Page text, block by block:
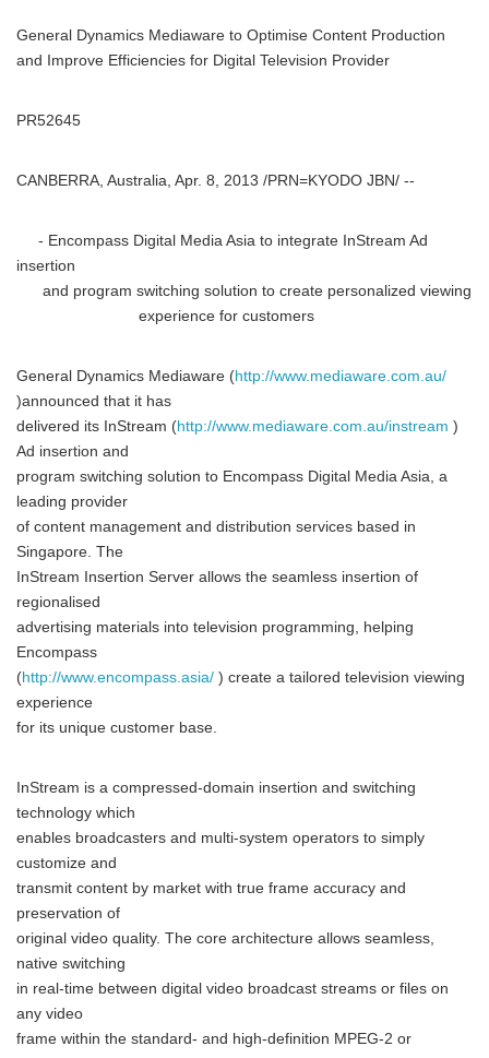
General Dynamics Mediaware to Optimise Content Production
and Improve Efficiencies for Digital Television Provider
PR52645
CANBERRA, Australia, Apr. 8, 2013 /PRN=KYODO JBN/ --
- Encompass Digital Media Asia to integrate InStream Ad
insertion
and program switching solution to create personalized viewing
experience for customers
General Dynamics Mediaware (http://www.mediaware.com.au/
)announced that it has
delivered its InStream (http://www.mediaware.com.au/instream )
Ad insertion and
program switching solution to Encompass Digital Media Asia, a
leading provider
of content management and distribution services based in
Singapore. The
InStream Insertion Server allows the seamless insertion of
regionalised
advertising materials into television programming, helping
Encompass
(http://www.encompass.asia/ ) create a tailored television viewing
experience
for its unique customer base.
InStream is a compressed-domain insertion and switching
technology which
enables broadcasters and multi-system operators to simply
customize and
transmit content by market with true frame accuracy and
preservation of
original video quality. The core architecture allows seamless,
native switching
in real-time between digital video broadcast streams or files on
any video
frame within the standard- and high-definition MPEG-2 or